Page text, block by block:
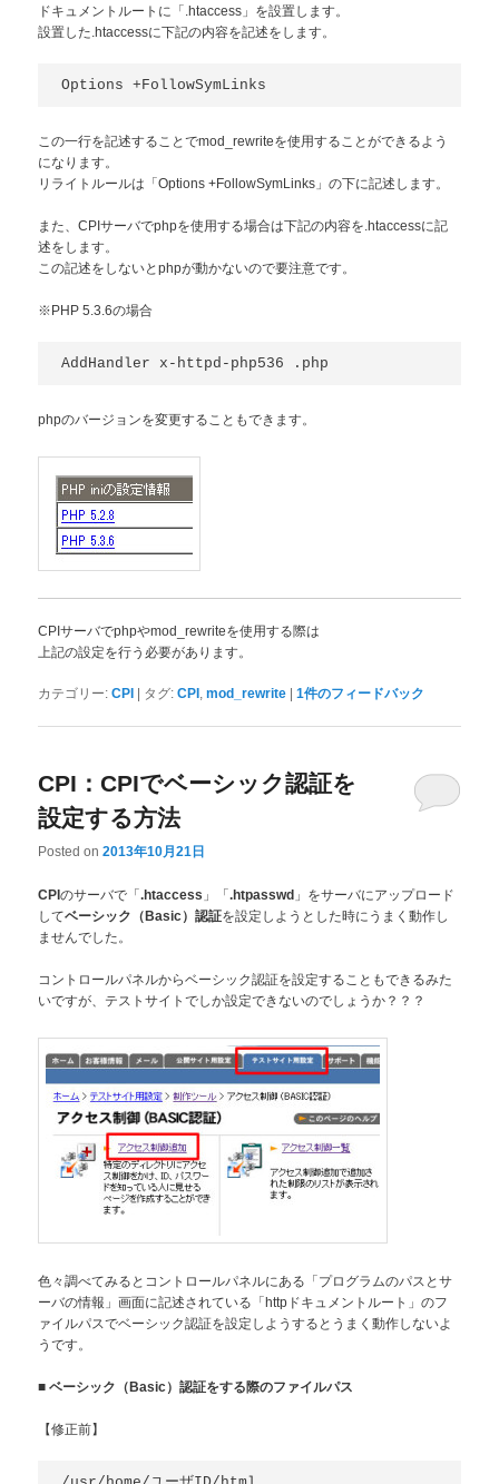
ドキュメントルートに「.htaccess」を設置します。
設置した.htaccessに下記の内容を記述をします。
この一行を記述することでmod_rewriteを使用することができるよう
になります。
リライトルールは「Options +FollowSymLinks」の下に記述します。
また、CPIサーバでphpを使用する場合は下記の内容を.htaccessに記
述をします。
この記述をしないとphpが動かないので要注意です。
※PHP 5.3.6の場合
phpのバージョンを変更することもできます。
CPIサーバでphpやmod_rewriteを使用する際は
上記の設定を行う必要があります。
カテゴリー: CPI タグ: CPI ,mod_rewrite |1件のフィードバック
CPI：CPIでベーシック認証を
設定する方法
Posted on2013年10月21日
CPIのサーバで「.htaccess 」「.htpasswd 」をサーバにアップロード
してベーシック（Basic）認証を設定しようとした時にうまく動作し
ませんでした。
コントロールパネルからベーシック認証を設定することもできるみた
いですが、テストサイトでしか設定できないのでしょうか？？？
色々調べてみるとコントロールパネルにある「プログラムのパスとサ
ーバの情報」画面に記述されている「httpドキュメントルート」のフ
ァイルパスでベーシック認証を設定しようするとうまく動作しないよ
うです。
■ベーシック（Basic）認証をする際のファイルパス
【修正前】